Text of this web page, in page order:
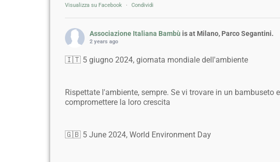
Visualizza su Facebook · Condividi
Associazione Italiana Bambù is at Milano, Parco Segantini.
2 years ago
🇮🇹 5 giugno 2024, giornata mondiale dell'ambiente
Rispettate l'ambiente, sempre. Se vi trovare in un
compromettere la loro crescita
🇬🇧 5 June 2024, World Environment Day